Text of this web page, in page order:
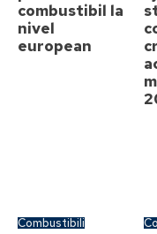
combustibil la
nivel
european
Combustibili